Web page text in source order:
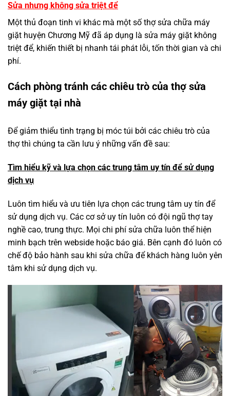
Sửa nhưng không sửa triệt để
Một thủ đoạn tinh vi khác mà một số thợ sửa chữa máy
giặt huyện Chương Mỹ đã áp dụng là sửa máy giặt không
triệt để, khiến thiết bị nhanh tái phát lỗi, tốn thời gian và chi
phí.
Cách phòng tránh các chiêu trò của thợ sửa
máy giặt tại nhà
Để giảm thiểu tình trạng bị móc túi bởi các chiêu trò của
thợ thì chúng ta cần lưu ý những vấn đề sau:
Tìm hiểu kỹ và lựa chọn các trung tâm uy tín để sử dụng
dịch vụ
Luôn tìm hiểu và ưu tiên lựa chọn các trung tâm uy tín để
sử dụng dịch vụ. Các cơ sở uy tín luôn có đội ngũ thợ tay
nghề cao, trung thực. Mọi chi phí sửa chữa luôn thể hiện
minh bạch trên webside hoặc báo giá. Bên cạnh đó luôn có
chế độ bảo hành sau khi sửa chữa để khách hàng luôn yên
tâm khi sử dụng dịch vụ.